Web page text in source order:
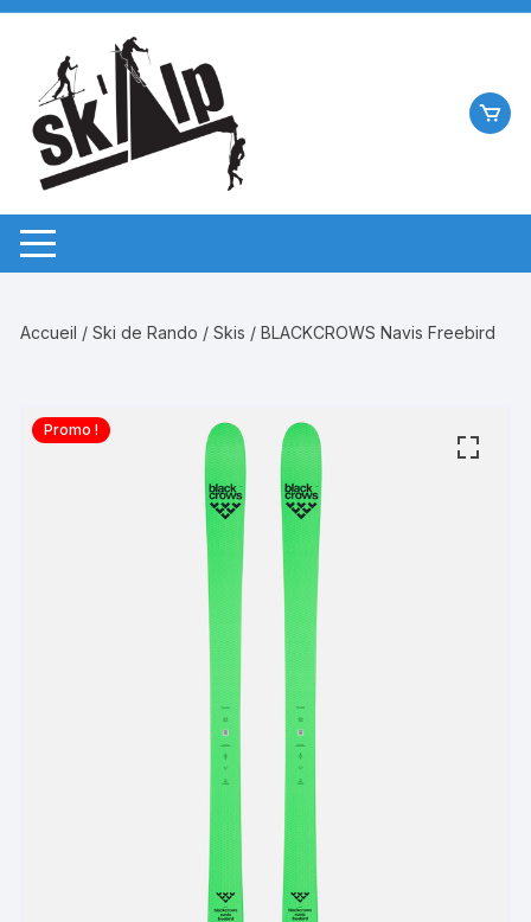
Aller
contenu
Accueil /Ski de Rando /Skis / BLACKCROWS Navis Freebird
Promo !